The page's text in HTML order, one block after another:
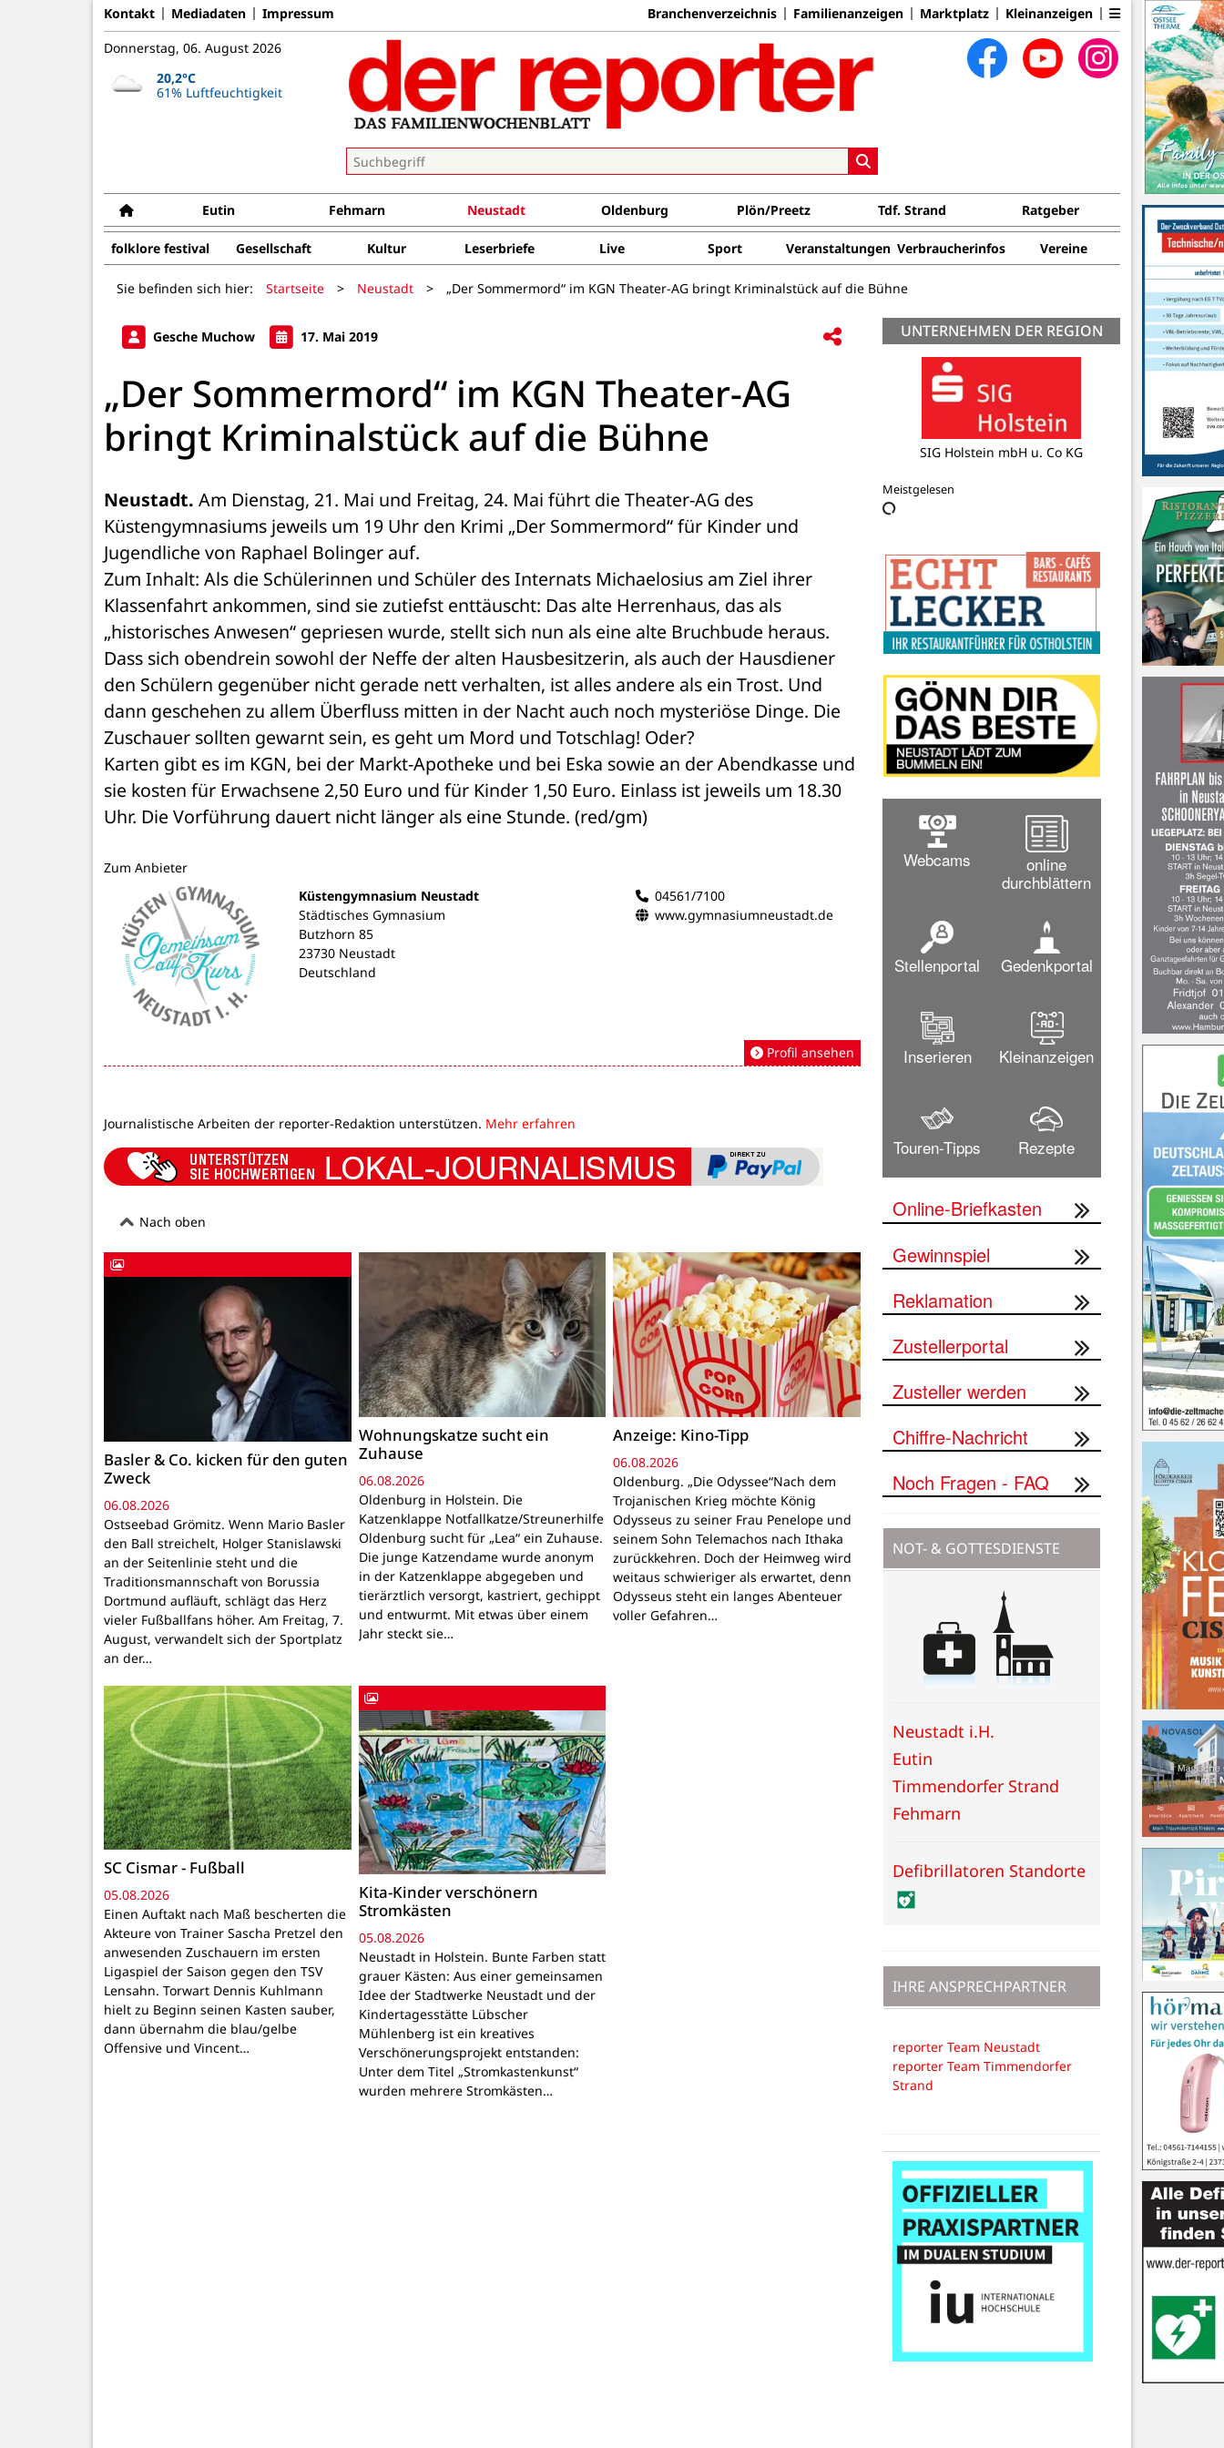
Kontakt Mediadaten Impressum Branchenverzeichnis Familienanzeigen Marktplatz Kleinanzeigen
Donnerstag, 06. August 2026
20,2°C
61% Luftfeuchtigkeit
Eutin Fehmarn Neustadt Oldenburg Plön/Preetz Tdf. Strand Ratgeber
folklore festival Gesellschaft Kultur Leserbriefe Live Sport Veranstaltungen Verbraucherinfos Vereine
Sie befinden sich hier: Startseite > Neustadt > „Der Sommermord“ im KGN Theater-AG bringt Kriminalstück auf die Bühne
Gesche Muchow 17. Mai 2019
„Der Sommermord“ im KGN Theater-AG
bringt Kriminalstück auf die Bühne
Neustadt. Am Dienstag, 21. Mai und Freitag, 24. Mai führt die Theater-AG des
Küstengymnasiums jeweils um 19 Uhr den Krimi „Der Sommermord“ für Kinder und
Jugendliche von Raphael Bolinger auf.
Zum Inhalt: Als die Schülerinnen und Schüler des Internats Michaelosius am Ziel ihrer
Klassenfahrt ankommen, sind sie zutiefst enttäuscht: Das alte Herrenhaus, das als
„historisches Anwesen“ gepriesen wurde, stellt sich nun als eine alte Bruchbude heraus.
Dass sich obendrein sowohl der Neffe der alten Hausbesitzerin, als auch der Hausdiener
den Schülern gegenüber nicht gerade nett verhalten, ist alles andere als ein Trost. Und
dann geschehen zu allem Überfluss mitten in der Nacht auch noch mysteriöse Dinge. Die
Zuschauer sollten gewarnt sein, es geht um Mord und Totschlag! Oder?
Karten gibt es im KGN, bei der Markt-Apotheke und bei Eska sowie an der Abendkasse und
sie kosten für Erwachsene 2,50 Euro und für Kinder 1,50 Euro. Einlass ist jeweils um 18.30
Uhr. Die Vorführung dauert nicht länger als eine Stunde. (red/gm)
Zum Anbieter
Küstengymnasium Neustadt
Städtisches Gymnasium
Butzhorn 85
23730 Neustadt
Deutschland
04561/7100
www.gymnasiumneustadt.de
Profil ansehen
Journalistische Arbeiten der reporter-Redaktion unterstützen. Mehr erfahren
Nach oben
Basler & Co. kicken für den guten
Zweck
06.08.2026
Ostseebad Grömitz. Wenn Mario Basler
den Ball streichelt, Holger Stanislawski
an der Seitenlinie steht und die
Traditionsmannschaft von Borussia
Dortmund aufläuft, schlägt das Herz
vieler Fußballfans höher. Am Freitag, 7.
August, verwandelt sich der Sportplatz
an der…
Wohnungskatze sucht ein
Zuhause
06.08.2026
Oldenburg in Holstein. Die
Katzenklappe Notfallkatze/Streunerhilfe
Oldenburg sucht für „Lea“ ein Zuhause.
Die junge Katzendame wurde anonym
in der Katzenklappe abgegeben und
tierärztlich versorgt, kastriert, gechippt
und entwurmt. Mit etwas über einem
Jahr steckt sie…
Anzeige: Kino-Tipp
06.08.2026
Oldenburg. „Die Odyssee“Nach dem
Trojanischen Krieg möchte König
Odysseus zu seiner Frau Penelope und
seinem Sohn Telemachos nach Ithaka
zurückkehren. Doch der Heimweg wird
weitaus schwieriger als erwartet, denn
Odysseus steht ein langes Abenteuer
voller Gefahren…
SC Cismar - Fußball
05.08.2026
Einen Auftakt nach Maß bescherten die
Akteure von Trainer Sascha Pretzel den
anwesenden Zuschauern im ersten
Ligaspiel der Saison gegen den TSV
Lensahn. Torwart Dennis Kuhlmann
hielt zu Beginn seinen Kasten sauber,
dann übernahm die blau/gelbe
Offensive und Vincent…
Kita-Kinder verschönern
Stromkästen
05.08.2026
Neustadt in Holstein. Bunte Farben statt
grauer Kästen: Aus einer gemeinsamen
Idee der Stadtwerke Neustadt und der
Kindertagesstätte Lübscher
Mühlenberg ist ein kreatives
Verschönerungsprojekt entstanden:
Unter dem Titel „Stromkastenkunst“
wurden mehrere Stromkästen…
UNTERNEHMEN DER REGION
Theaterverein Süsel e.V.
Meistgelesen
Webcams
online
durchblättern
Stellenportal Gedenkportal
Inserieren Kleinanzeigen
Touren-Tipps Rezepte
Online-Briefkasten
Gewinnspiel
Reklamation
Zustellerportal
Zusteller werden
Chiffre-Nachricht
Noch Fragen - FAQ
NOT- & GOTTESDIENSTE
Neustadt i.H.
Eutin
Timmendorfer Strand
Fehmarn
Defibrillatoren Standorte
IHRE ANSPRECHPARTNER
reporter Team Neustadt
reporter Team Timmendorfer
Strand